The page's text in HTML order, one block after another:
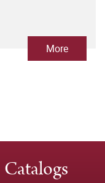
More
Catalogs